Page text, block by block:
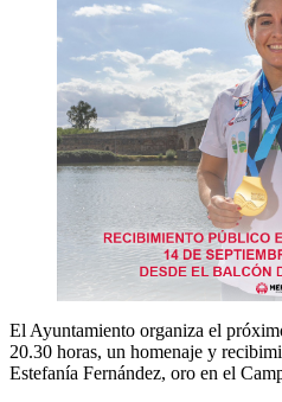
El Ayuntamiento organiza el
20.30 horas, un homenaje y
Estefanía Fernández, oro en el